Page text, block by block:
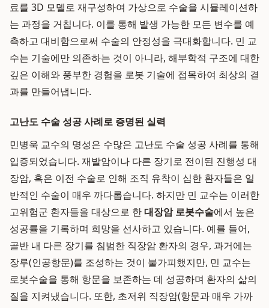
료를 3D 모델로 재구성하여 가상으로 수술을 시뮬레이션하
는 과정을 거칩니다. 이를 통해 발생 가능한 모든 변수를 예
측하고 대비함으로써 수술의 안정성을 극대화합니다. 민 교
수는 기술에만 의존하는 것이 아니라, 해부학적 구조에 대한
깊은 이해와 풍부한 경험을 로봇 기술에 접목하여 최상의 결
과를 만들어냅니다.
고난도 수술 성공 사례로 증명된 실력
민병욱 교수의 명성은 수많은 고난도 수술 성공 사례를 통해
입증되었습니다. 재발암이나 다른 장기로 전이된 진행성 대
장암, 혹은 이전 수술로 인해 조직 유착이 심한 환자들은 일
반적인 수술이 매우 까다롭습니다. 하지만 민 교수는 이러한
고위험군 환자들을 대상으로 한대장암 로봇수술에서 높은
성공률을 기록하며 희망을 선사하고 있습니다. 예를 들어,
골반 내 다른 장기를 침범한 직장암 환자의 경우, 과거에는
장루(인공항문)를 조성하는 것이 불가피했지만, 민 교수는
로봇수술을 통해 항문을 보존하는 데 성공하며 환자의 삶의
질을 지켜냈습니다. 또한, 초저위 직장암(항문과 매우 가까